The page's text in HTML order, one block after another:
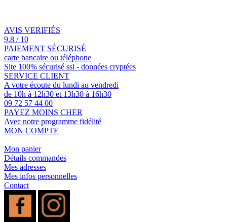
AVIS VERIFIÉS
9.8 / 10
PAIEMENT SÉCURISÉ
carte bancaire ou téléphone
Site 100% sécurisé ssl - données cryptées
SERVICE CLIENT
A votre écoute du lundi au vendredi
de 10h à 12h30 et 13h30 à 16h30
09 72 57 44 00
PAYEZ MOINS CHER
Avec notre programme fidélité
MON COMPTE
Mon panier
Détails commandes
Mes adresses
Mes infos personnelles
Contact